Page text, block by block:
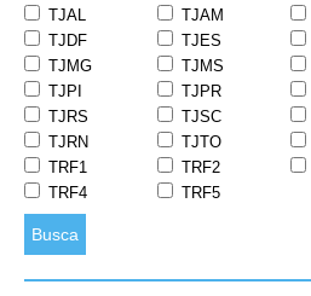
TJAL
TJAM
TJDF
TJES
TJMG
TJMS
TJPI
TJPR
TJRS
TJSC
TJRN
TJTO
TRF1
TRF2
TRF4
TRF5
Busca